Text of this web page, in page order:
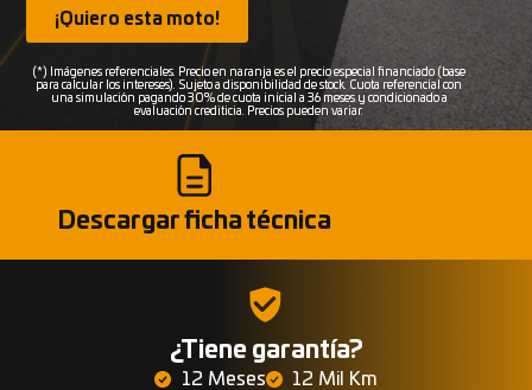
¡Quiero esta moto!
(*) Imágenes referenciales. Precio en naranja es el precio especial financiado (base
para calcular los intereses). Sujeto a disponibilidad de stock. Cuota referencial con
una simulación pagando 30% de cuota inicial a 36 meses y condicionado a
evaluación crediticia. Precios pueden variar.
Descargar ficha técnica
¿Tiene garantía?
12 Meses 12 Mil Km